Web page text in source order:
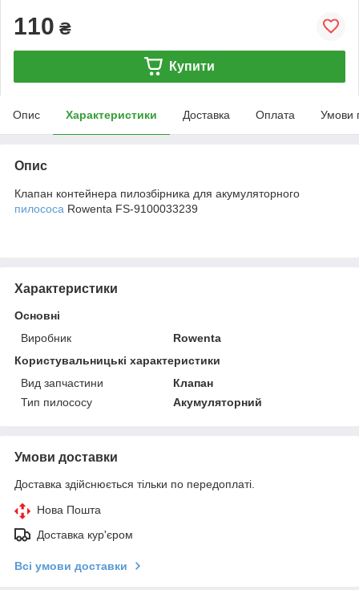
110 ₴
Купити
Опис Характеристики Доставка Оплата Умови
Опис
Клапан контейнера пилозбірника для акумуляторного
пилососа Rowenta FS-9100033239
Характеристики
Основні
Виробник
Rowenta
Користувальницькі характеристики
Вид запчастини
Клапан
Тип пилососу
Акумуляторний
Умови доставки
Доставка здійснюється тільки по передоплаті.
Нова Пошта
Доставка кур'єром
Всі умови доставки